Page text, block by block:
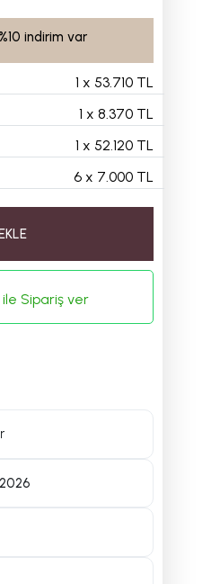
indirim var
1 x 53.710 TL
1 x 8.370 TL
1 x 52.120 TL
6x 7.000 TL
Sipariş ver